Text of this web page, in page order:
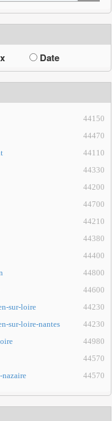
Date
44150
44470
44110
44330
44200
44700
44210
44380
44400
44800
44600
sur-loire
44230
sur-loire-nantes
44230
44980
44570
44570